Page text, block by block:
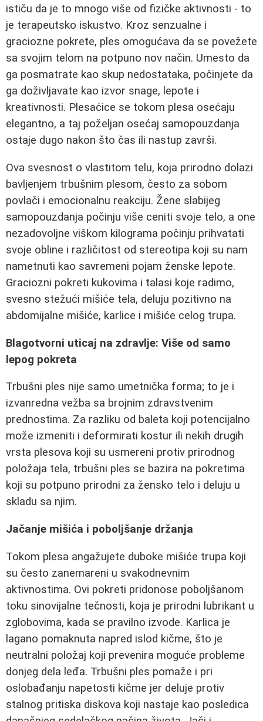
ističu da je to mnogo više od fizičke aktivnosti - to
je terapeutsko iskustvo. Kroz senzualne i
graciozne pokrete, ples omogućava da se povežete
sa svojim telom na potpuno nov način. Umesto da
ga posmatrate kao skup nedostataka, počinjete da
ga doživljavate kao izvor snage, lepote i
kreativnosti. Plesaćice se tokom plesa osećaju
elegantno, a taj poželjan osećaj samopouzdanja
ostaje dugo nakon što čas ili nastup završi.
Ova svesnost o vlastitom telu, koja prirodno dolazi
bavljenjem trbušnim plesom, često za sobom
povlači i emocionalnu reakciju. Žene slabijeg
samopouzdanja počinju više ceniti svoje telo, a one
nezadovoljne viškom kilograma počinju prihvatati
svoje obline i različitost od stereotipa koji su nam
nametnuti kao savremeni pojam ženske lepote.
Graciozni pokreti kukovima i talasi koje radimo,
svesno stežući mišiće tela, deluju pozitivno na
abdomijalne mišiće, karlice i mišiće celog trupa.
Blagotvorni uticaj na zdravlje: Više od samo
lepog pokreta
Trbušni ples nije samo umetnička forma; to je i
izvanredna vežba sa brojnim zdravstvenim
prednostima. Za razliku od baleta koji potencijalno
može izmeniti i deformirati kostur ili nekih drugih
vrsta plesova koji su usmereni protiv prirodnog
položaja tela, trbušni ples se bazira na pokretima
koji su potpuno prirodni za žensko telo i deluju u
skladu sa njim.
Jačanje mišića i poboljšanje držanja
Tokom plesa angažujete duboke mišiće trupa koji
su često zanemareni u svakodnevnim
aktivnostima. Ovi pokreti pridonose poboljšanom
toku sinovijalne tečnosti, koja je prirodni lubrikant u
zglobovima, kada se pravilno izvode. Karlica je
lagano pomaknuta napred islod kičme, što je
neutralni položaj koji prevenira moguće probleme
donjeg dela leđa. Trbušni ples pomaže i pri
oslobađanju napetosti kičme jer deluje protiv
stalnog pritiska diskova koji nastaje kao posledica